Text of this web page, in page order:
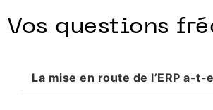
Vos questions
La mise en route de l’ERP a-